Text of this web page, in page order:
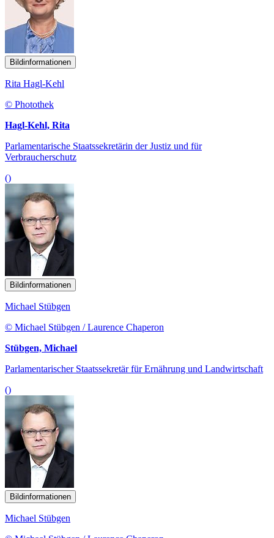
Bildinformationen
Rita Hagl-Kehl
© Photothek
Hagl-Kehl, Rita
Parlamentarische Staatssekretärin der Justiz und für
Verbraucherschutz
()
Bildinformationen
Michael Stübgen
© Michael Stübgen / Laurence Chaperon
Stübgen, Michael
Parlamentarischer Staatssekretär für Ernährung und Landwirtschaft
()
Bildinformationen
Michael Stübgen